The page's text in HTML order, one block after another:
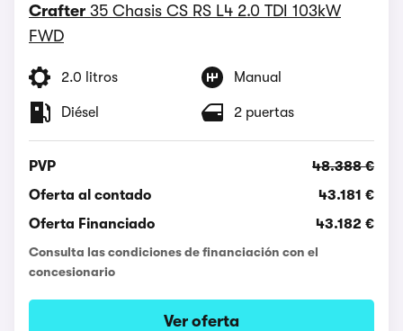
Crafter 35 Chasis CS RS L4 2.0 TDI 103kW
FWD
2.0 litros Manual
Diésel 2 puertas
PVP
48.388 €
Oferta al contado
43.181 €
Oferta Financiado
43.182 €
Consulta las condiciones de financiación con el
concesionario
Ver oferta